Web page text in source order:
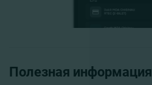
Полезная информация